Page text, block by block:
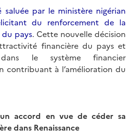
par le ministère nigérian
du renforcement de la
pays. Cette nouvelle décision
financière du pays et
le système financier
contribuant à l’amélioration du
un accord en vue de céder sa
dans Renaissance